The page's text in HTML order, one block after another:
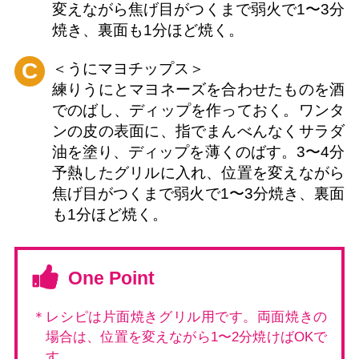
変えながら焦げ目がつくまで弱火で1〜3分
焼き、裏面も1分ほど焼く。
C
＜うにマヨチップス＞
練りうにとマヨネーズを合わせたものを酒
でのばし、ディップを作っておく。ワンタ
ンの皮の表面に、指でまんべんなくサラダ
油を塗り、ディップを薄くのばす。3〜4分
予熱したグリルに入れ、位置を変えながら
焦げ目がつくまで弱火で1〜3分焼き、裏面
も1分ほど焼く。
One Point
＊レシピは片面焼きグリル用です。両面焼きの
場合は、位置を変えながら1〜2分焼けばOKで